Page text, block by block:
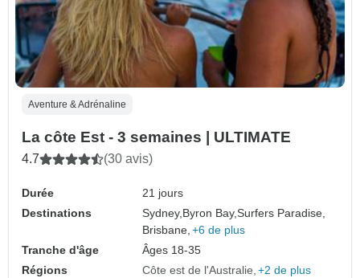
Aventure & Adrénaline
La côte Est - 3 semaines | ULTIMATE
4.7 (30 avis)
Durée
21 jours
Destinations
Sydney, Byron Bay,Surfers Paradise,
Brisbane, +6 de plus
Tranche d'âge
Âges 18-35
Régions
Côte est de l'Australie +2 de plus